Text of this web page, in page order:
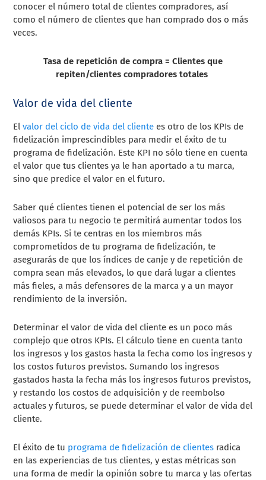
conocer el número total de clientes compradores, así
como el número de clientes que han comprado dos o más
veces.
Tasa de repetición de compra = Clientes que
repiten/clientes compradores totales
Valor de vida del cliente
Elvalor del ciclo de vida del cliente es otro de los KPIs de
fidelización imprescindibles para medir el éxito de tu
programa de fidelización. Este KPI no sólo tiene en cuenta
el valor que tus clientes ya le han aportado a tu marca,
sino que predice el valor en el futuro.
Saber qué clientes tienen el potencial de ser los más
valiosos para tu negocio te permitirá aumentar todos los
demás KPIs. Si te centras en los miembros más
comprometidos de tu programa de fidelización, te
asegurarás de que los índices de canje y de repetición de
compra sean más elevados, lo que dará lugar a clientes
más fieles, a más defensores de la marca y a un mayor
rendimiento de la inversión.
Determinar el valor de vida del cliente es un poco más
complejo que otros KPIs. El cálculo tiene en cuenta tanto
los ingresos y los gastos hasta la fecha como los ingresos y
los costos futuros previstos. Sumando los ingresos
gastados hasta la fecha más los ingresos futuros previstos,
y restando los costos de adquisición y de reembolso
actuales y futuros, se puede determinar el valor de vida del
cliente.
El éxito de tu programa de fidelización de clientes radica
en las experiencias de tus clientes, y estas métricas son
una forma de medir la opinión sobre tu marca y las ofertas